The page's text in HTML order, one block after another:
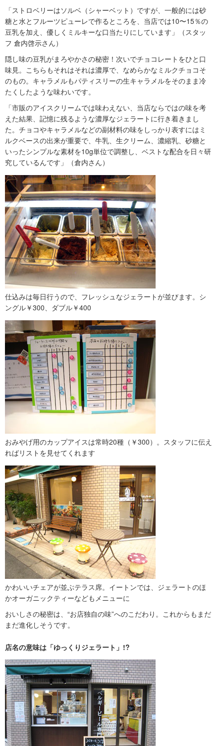
「ストロベリーはソルベ（シャーベット）ですが、一般的には砂
糖と水とフルーツピューレで作るところを、当店では10〜15％の
豆乳を加え、優しくミルキーな口当たりにしています」（スタッ
フ 倉内啓示さん）
隠し味の豆乳がまろやかさの秘密！次いでチョコレートをひと口
味見。こちらもそれはそれは濃厚で、なめらかなミルクチョコそ
のもの。キャラメルもパティスリーの生キャラメルをそのまま冷
たくしたような味わいです。
「市販のアイスクリームでは味わえない、当店ならではの味を考
えた結果、記憶に残るような濃厚なジェラートに行き着きまし
た。チョコやキャラメルなどの副材料の味をしっかり表すにはミ
ルクベースの出来が重要で、牛乳、生クリーム、濃縮乳、砂糖と
いったシンプルな素材を10g単位で調整し、ベストな配合を日々研
究しているんです」（倉内さん）
仕込みは毎日行うので、フレッシュなジェラートが並びます。シ
ングル￥300、ダブル￥400
おみやげ用のカップアイスは常時20種（￥300）。スタッフに伝え
ればリストを見せてくれます
かわいいチェアが並ぶテラス席。イートンでは、ジェラートのほ
かオーガニックティーなどもメニューに
おいしさの秘密は、“お店独自の味”へのこだわり。これからもまだ
まだ進化しそうです。
店名の意味は「ゆっくりジェラート」!?